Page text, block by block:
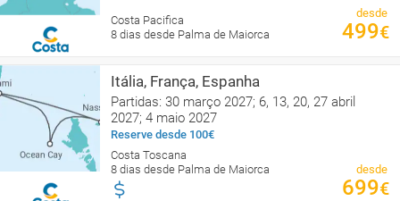
Costa Pacifica
8 dias desde Palma de Maiorca
desde
499€
Itália, França, Espanha
Partidas: 30 março 2027; 6, 13, 20, 27 abril
2027; 4 maio 2027
Reserve desde 100€
Costa Toscana
8 dias desde Palma de Maiorca
desde
699€